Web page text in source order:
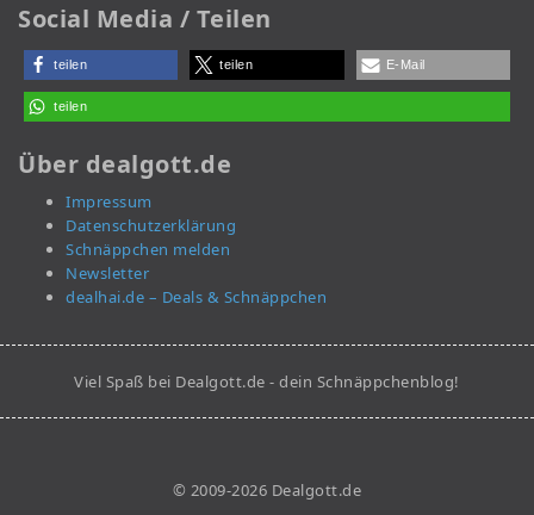
Social Media / Teilen
teilen teilen E-Mail
teilen
Über dealgott.de
Impressum
Datenschutzerklärung
Schnäppchen melden
Newsletter
dealhai.de – Deals & Schnäppchen
Viel Spaß bei Dealgott.de - dein Schnäppchenblog!
© 2009-2026 Dealgott.de